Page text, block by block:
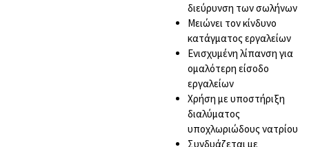
διεύρυνση των σωλήνων
Μειώνει τον κίνδυνο
κατάγματος εργαλείων
Ενισχυμένη λίπανση για
ομαλότερη είσοδο
εργαλείων
Χρήση με υποστήριξη
διαλύματος
υποχλωριώδους νατρίου
Συνδυάζεται με